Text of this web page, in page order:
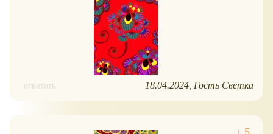
ответить 18.04.2024 Гость Светка